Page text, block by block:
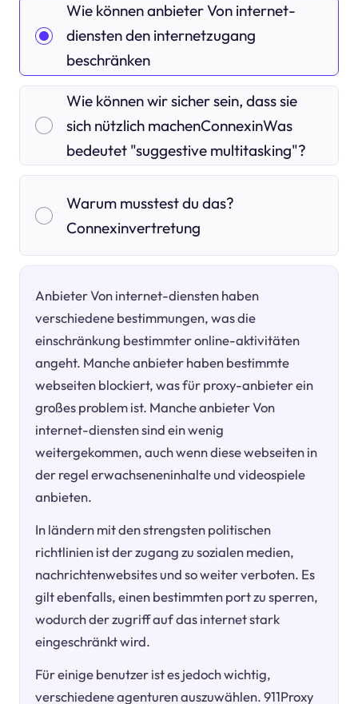
Wie können anbieter Von internet-
diensten den internetzugang
beschränken
Wie können wir sicher sein, dass sie
sich nützlich machenConnexinWas
bedeutet "suggestive multitasking"?
Warum musstest du das?
Connexinvertretung
Anbieter Von internet-diensten haben
verschiedene bestimmungen, was die
einschränkung bestimmter online-aktivitäten
angeht. Manche anbieter haben bestimmte
webseiten blockiert, was für proxy-anbieter ein
großes problem ist. Manche anbieter Von
internet-diensten sind ein wenig
weitergekommen, auch wenn diese webseiten in
der regel erwachseneninhalte und videospiele
anbieten.
In ländern mit den strengsten politischen
richtlinien ist der zugang zu sozialen medien,
nachrichtenwebsites und so weiter verboten. Es
gilt ebenfalls, einen bestimmten port zu sperren,
wodurch der zugriff auf das internet stark
eingeschränkt wird.
Für einige benutzer ist es jedoch wichtig,
verschiedene agenturen auszuwählen. 911Proxy